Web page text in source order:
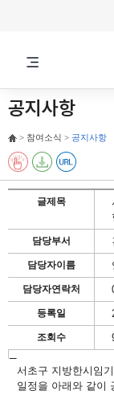
공지사항
> 참여소식 > 공지사항
글제목
담당부서
담당자이름
담당자연락처
등록일
조회수
글
내서초구 지방한시임
일정을 아래와 같이